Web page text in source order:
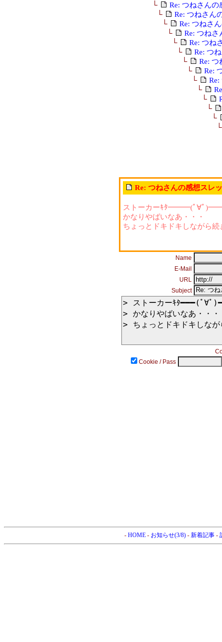
└
Re: つねさんの
└
Re: つねさん
└
Re: つねさ
└
Re: つねさ
└
Re: つね
└
Re: つ
└
Re: つ
└
Re:
└
Re:
└
└
└
└
Re: つねさんの感想スレ
ストーカーｷﾀ━━━(ﾟ∀ﾟ
かなりやばいなあ・・・
ちょっとドキドキしながら
Name
E-Mail
URL
Subject
Cookie / Pass
- HOME- お知らせ(3/8)- 新着記事-